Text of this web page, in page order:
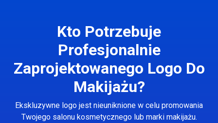
Kto Potrzebuje
Profesjonalnie
Zaprojektowanego Logo Do
Makijażu?
Ekskluzywne logo jest nieuniknione w celu promowania
Twojego salonu kosmetycznego lub marki makijażu.